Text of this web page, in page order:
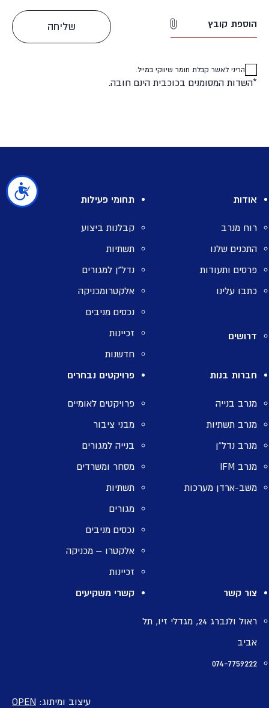
נגישות
הוספת קובץ
הריני לאשר קבלת חומר שיווקי במייל.
*השדות המסומנים בכוכבית הינם חובה.
אודות
רוח מנרב
התכנים שלנו
פרסים ותעודות
כתבו עלינו
דרושים
תחומי פעילות
קבלנות ביצוע
תשתיות
נדל”ן למגורים
אלקטרומכניקה
נכסים מניבים
זכיינות
חדשנות
חברות בנות
מנרב בנייה
מנרב תשתיות
מנרב נדל”ן
מנרב IFM
משב-ארדן מערכות
פרויקטים נבחרים
פרויקטים לאומיים
מבני ציבור
בנייה למגורים
מסחר ומשרדים
תשתיות
מגורים
נכסים מניבים
אלקטרו – מכניקה
זכיינות
צור קשר
ראול ולנברג 24, מגדלי זיו, תל
אביב
074-7759222
קשרי משקיעים
עיצוב ומיתוג: OPEN